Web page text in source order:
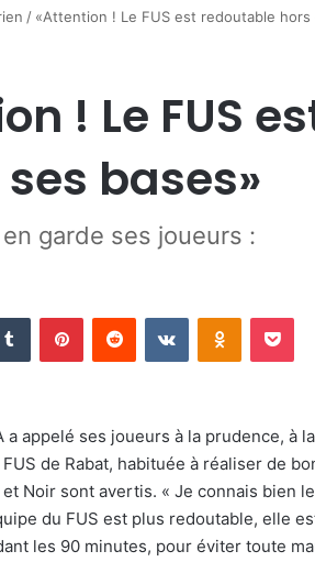
/ «Attention ! Le FUS est redoutable hors
! Le FUS
bases»
garde ses joueurs :
Tumblr PinterestReddit VKontakte
a appelé ses joueurs à la prudence,
FUS de Rabat, habituée à réaliser de
Noir sont avertis. « Je connais bien
du FUS est plus redoutable, elle
les 90 minutes, pour éviter toute